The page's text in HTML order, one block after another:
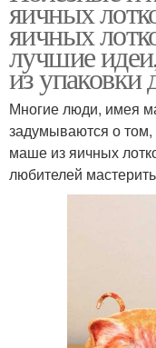
яичных
яичных
лучшие
из упаковки
Многие люди, имея
задумываются о том,
маше из яичных
любителей